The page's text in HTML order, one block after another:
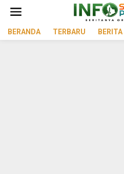
BERANDA
TERBARU BERITA